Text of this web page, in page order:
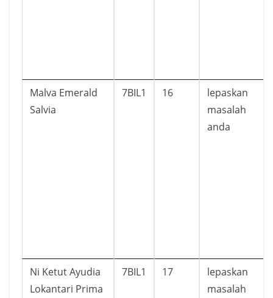
Malva Emerald
Salvia
7BIL1 16
lepaskan
masalah
anda
Ni Ketut Ayudia
Lokantari Prima
7BIL1 17
lepaskan
masalah